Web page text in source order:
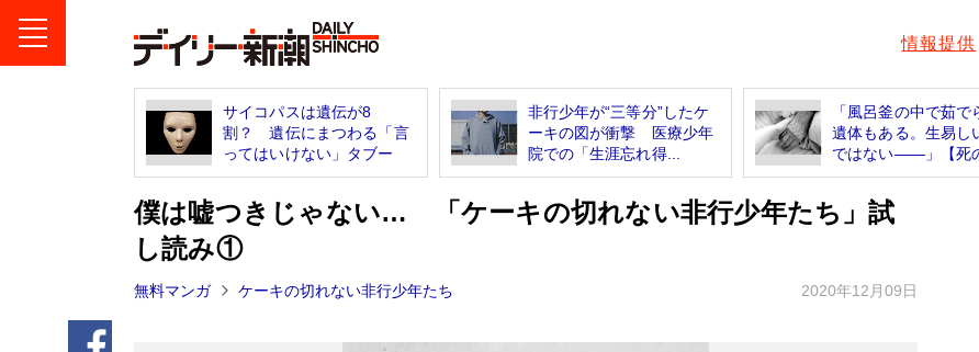
情報提供
サイコパスは遺伝が8
割？ 遺伝にまつわる「言
ってはいけない」タブー
非行少年が“三等分”したケ
ーキの図が衝撃 医療少年
院での「生涯忘れ得...
「風呂釜の中で茹で
遺体もある。生易し
ではない――」【死
僕は嘘つきじゃない… 「ケーキの切れない非行少年たち」試
し読み①
無料マンガ ケーキの切れない非行少年たち 2020年12月09日